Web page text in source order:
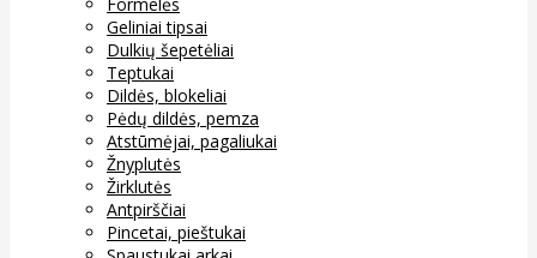
Geliniai tipsai
Dulkių šepetėliai
Teptukai
Dildės, blokeliai
Pėdų dildės, pemza
Atstūmėjai, pagaliukai
Žnyplutės
Žirklutės
Antpirščiai
Pincetai, pieštukai